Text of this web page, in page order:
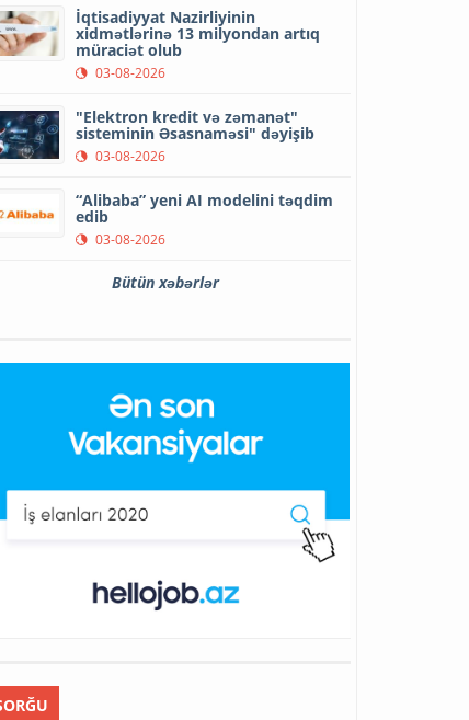
İqtisadiyyat Nazirliyinin
xidmətlərinə 13 milyondan artıq
müraciət olub
03-08-2026
"Elektron kredit və zəmanət"
sisteminin Əsasnaməsi" dəyişib
03-08-2026
“Alibaba” yeni AI modelini təqdim
edib
03-08-2026
Bütün xəbərlər